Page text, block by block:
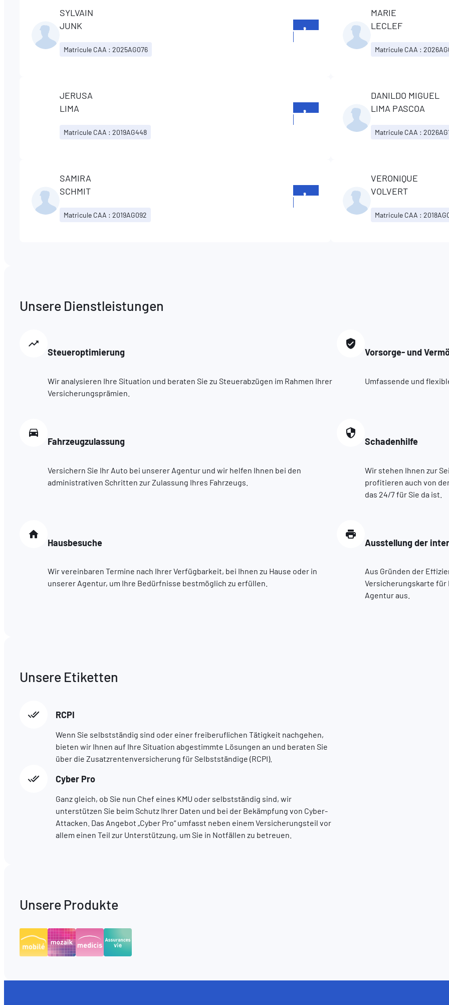
SYLVAIN
JUNK
Matricule CAA : 2025AG076
MARIE
LECLEF
Matricule CAA :
JERUSA
LIMA
Matricule CAA : 2019AG448
DANILDO MIGUEL
LIMA PASCOA
Matricule CAA :
SAMIRA
SCHMIT
Matricule CAA : 2019AG092
VERONIQUE
VOLVERT
Matricule CAA :
Unsere Dienstleistungen
Steueroptimierung
Wir analysieren Ihre Situation und beraten Sie zu Steuerabzügen im Rahmen Ihrer
Versicherungsprämien.
Vorsorge- und
Umfassende und
Fahrzeugzulassung
Versichern Sie Ihr Auto bei unserer Agentur und wir helfen Ihnen bei den
administrativen Schritten zur Zulassung Ihres Fahrzeugs.
Schadenhilfe
Wir stehen Ihnen zur
profitieren auch von
das 24/7 für Sie da ist.
Hausbesuche
Wir vereinbaren Termine nach Ihrer Verfügbarkeit, bei Ihnen zu Hause oder in
unserer Agentur, um Ihre Bedürfnisse bestmöglich zu erfüllen.
Ausstellung der
Aus Gründen der
Versicherungskarte für
Agentur aus.
Unsere Etiketten
RCPI
Wenn Sie selbstständig sind oder einer freiberuflichen Tätigkeit nachgehen,
bieten wir Ihnen auf Ihre Situation abgestimmte Lösungen an und beraten Sie
über die Zusatzrentenversicherung für Selbstständige (RCPI).
Cyber Pro
Ganz gleich, ob Sie nun Chef eines KMU oder selbstständig sind, wir
unterstützen Sie beim Schutz Ihrer Daten und bei der Bekämpfung von Cyber-
Attacken. Das Angebot „Cyber Pro“ umfasst neben einem Versicherungsteil vor
allem einen Teil zur Unterstützung, um Sie in Notfällen zu betreuen.
Unsere Produkte